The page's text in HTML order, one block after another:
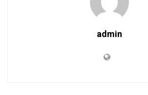
admin